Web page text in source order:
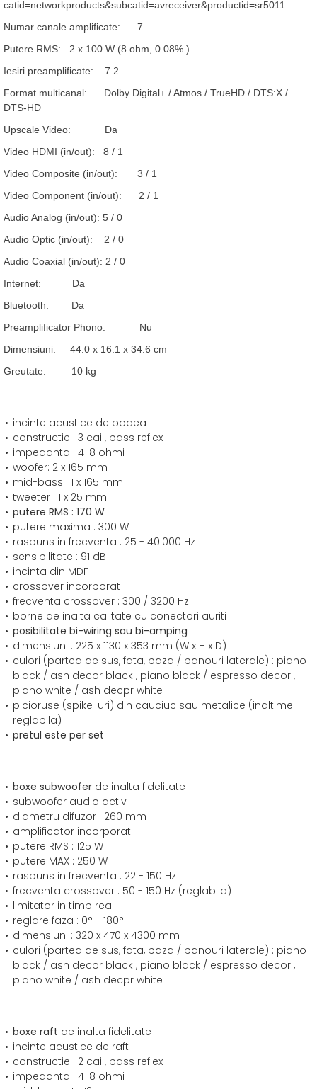
catid=networkproducts&subcatid=avreceiver&productid=sr5011
Numar canale amplificate: 7
Putere RMS: 2 x 100 W (8 ohm, 0.08% )
Iesiri preamplificate: 7.2
Format multicanal: Dolby Digital+ / Atmos / TrueHD / DTS:X /
DTS-HD
Upscale Video: Da
Video HDMI (in/out): 8 / 1
Video Composite (in/out): 3 / 1
Video Component (in/out): 2 / 1
Audio Analog (in/out): 5 / 0
Audio Optic (in/out): 2 / 0
Audio Coaxial (in/out): 2 / 0
Internet: Da
Bluetooth: Da
Preamplificator Phono: Nu
Dimensiuni: 44.0 x 16.1 x 34.6 cm
Greutate: 10 kg
incinte acustice de podea
constructie : 3 cai , bass reflex
impedanta : 4-8 ohmi
woofer: 2 x 165 mm
mid-bass : 1 x 165 mm
tweeter : 1 x 25 mm
putere RMS : 170 W
putere maxima : 300 W
raspuns in frecventa : 25 - 40.000 Hz
sensibilitate : 91 dB
incinta din MDF
crossover incorporat
frecventa crossover : 300 / 3200 Hz
borne de inalta calitate cu conectori auriti
posibilitate bi-wiring sau bi-amping
dimensiuni : 225 x 1130 x 353 mm (W x H x D)
culori (partea de sus, fata, baza / panouri laterale) : piano
black / ash decor black , piano black / espresso decor ,
piano white / ash decpr white
picioruse (spike-uri) din cauciuc sau metalice (inaltime
reglabila)
pretul este per set
boxe subwoofer de inalta fidelitate
subwoofer audio activ
diametru difuzor : 260 mm
amplificator incorporat
putere RMS : 125 W
putere MAX : 250 W
raspuns in frecventa : 22 - 150 Hz
frecventa crossover : 50 - 150 Hz (reglabila)
limitator in timp real
reglare faza : 0° - 180°
dimensiuni : 320 x 470 x 4300 mm
culori (partea de sus, fata, baza / panouri laterale) : piano
black / ash decor black , piano black / espresso decor ,
piano white / ash decpr white
boxe raft de inalta fidelitate
incinte acustice de raft
constructie : 2 cai , bass reflex
impedanta : 4-8 ohmi